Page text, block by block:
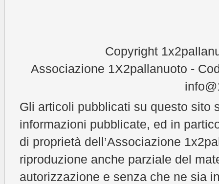
Copyright
Associazione 1X2pallanuoto -
Gli articoli pubblicati su questo sito
informazioni pubblicate, ed in
di proprietà dell’Associazione
riproduzione anche parziale del
autorizzazione e senza che ne sia